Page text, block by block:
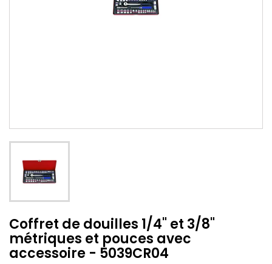
Coffret de douilles 1/4" et 3/8"
métriques et pouces avec
accessoire - 5039CR04